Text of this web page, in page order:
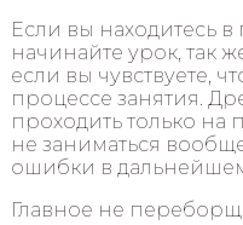
Если вы находитесь
начинайте урок, так
если вы чувствуете,
процессе занятия.
проходить только на
не заниматься
ошибки в
Главное не